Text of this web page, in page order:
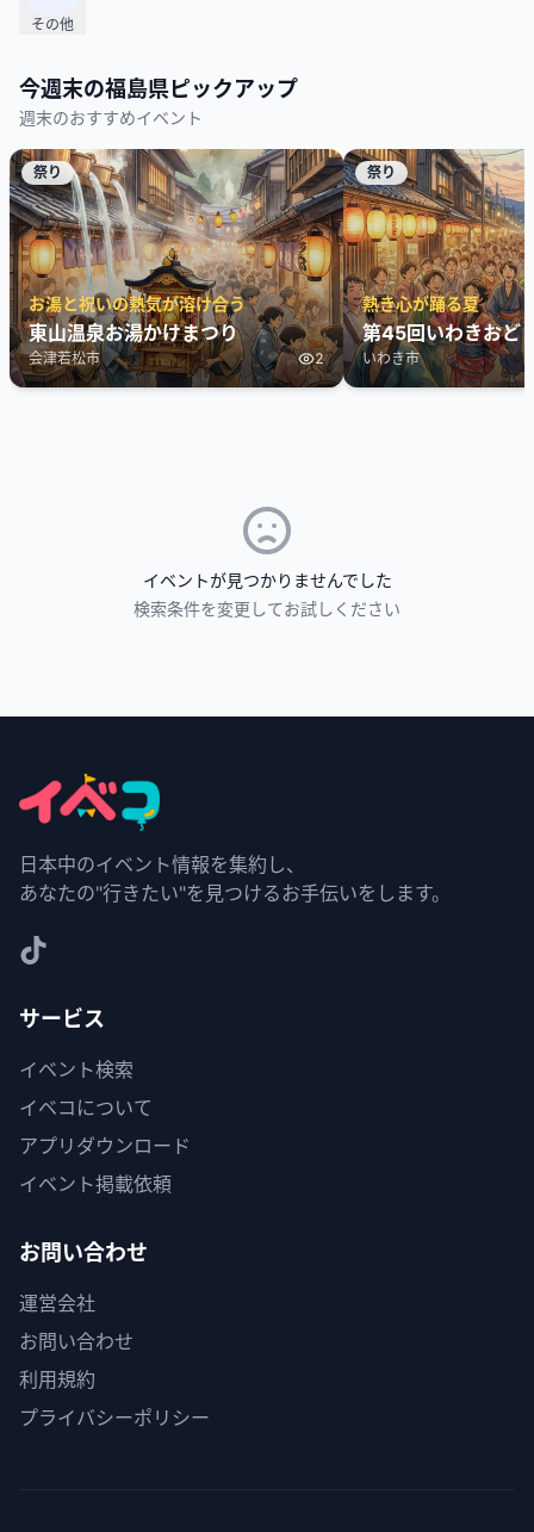
その他
今週末の福島県 ピックアップ
週末のおすすめイベント
祭り
お湯と祝いの熱気が溶け合う
東山温泉お湯かけまつり
会津若松市 2
祭り
熱き心が踊る夏
第45回いわきおど
いわき市
イベントが見つかりませんでした
検索条件を変更してお試しください
日本中のイベント情報を集約し、
あなたの"行きたい"を見つけるお手伝いをします。
サービス
イベント検索
イベコについて
アプリダウンロード
イベント掲載依頼
お問い合わせ
運営会社
お問い合わせ
利用規約
プライバシーポリシー